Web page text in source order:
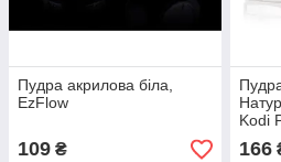
Пудра акрилова біла,
EzFlow
109 ₴
Kodi
166